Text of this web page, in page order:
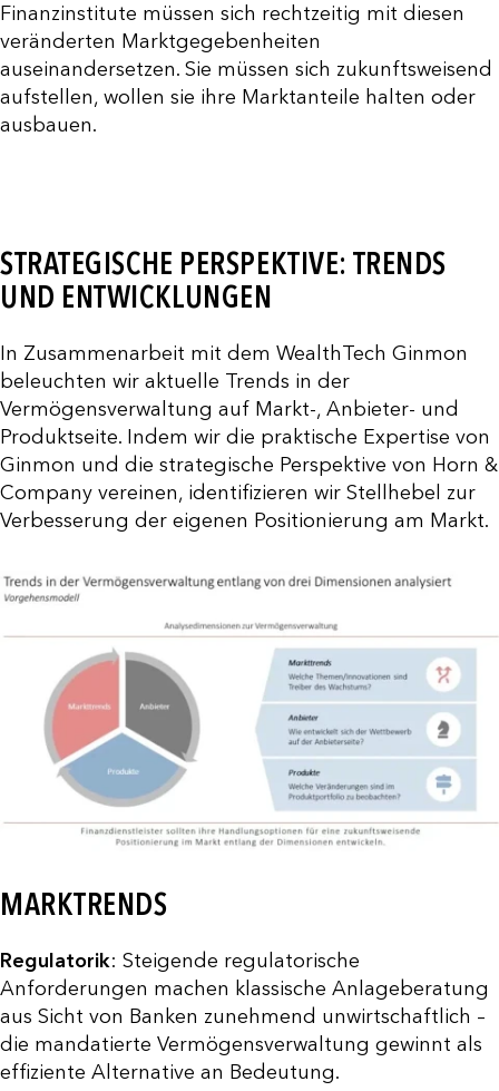
Finanzinstitute müssen sich rechtzeitig mit diesen
veränderten Marktgegebenheiten
auseinandersetzen. Sie müssen sich zukunftsweisend
aufstellen, wollen sie ihre Marktanteile halten oder
ausbauen.
STRATEGISCHE PERSPEKTIVE: TRENDS
UND ENTWICKLUNGEN
In Zusammenarbeit mit dem WealthTech Ginmon
beleuchten wir aktuelle Trends in der
Vermögensverwaltung auf Markt-, Anbieter- und
Produktseite. Indem wir die praktische Expertise von
Ginmon und die strategische Perspektive von Horn &
Company vereinen, identifizieren wir Stellhebel zur
Verbesserung der eigenen Positionierung am Markt.
MARKTRENDS
Regulatorik: Steigende regulatorische
Anforderungen machen klassische Anlageberatung
aus Sicht von Banken zunehmend unwirtschaftlich –
die mandatierte Vermögensverwaltung gewinnt als
effiziente Alternative an Bedeutung.